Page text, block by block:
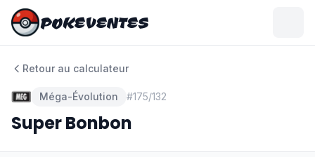
POKEVENTES
POKEVENTES
Retour au calculateur
Méga-Évolution #175/132
Super Bonbon